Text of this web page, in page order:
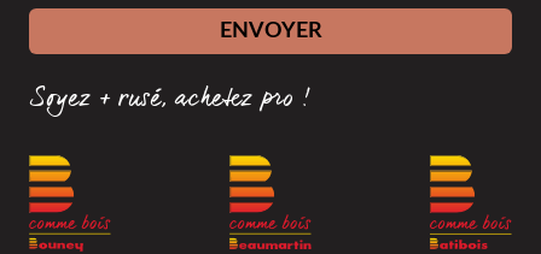
ENVOYER
Soyez + rusé, achetez pro !